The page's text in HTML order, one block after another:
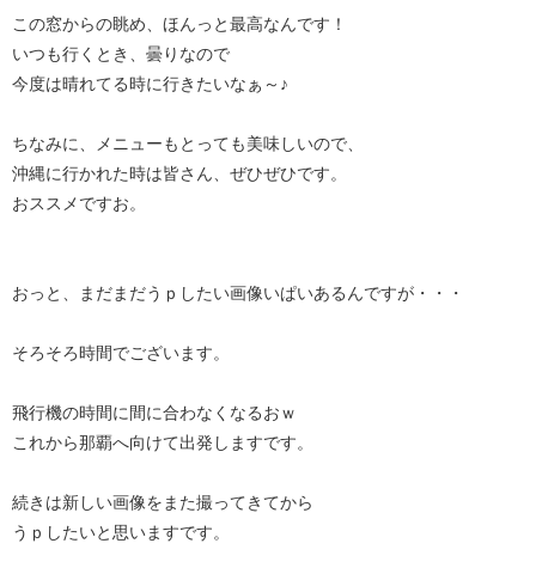
この窓からの眺め、ほんっと最高なんです！
いつも行くとき、曇りなので
今度は晴れてる時に行きたいなぁ～♪
ちなみに、メニューもとっても美味しいので、
沖縄に行かれた時は皆さん、ぜひぜひです。
おススメですお。
おっと、まだまだうｐしたい画像いぱいあるんですが・・・
そろそろ時間でございます。
飛行機の時間に間に合わなくなるおｗ
これから那覇へ向けて出発しますです。
続きは新しい画像をまた撮ってきてから
うｐしたいと思いますです。